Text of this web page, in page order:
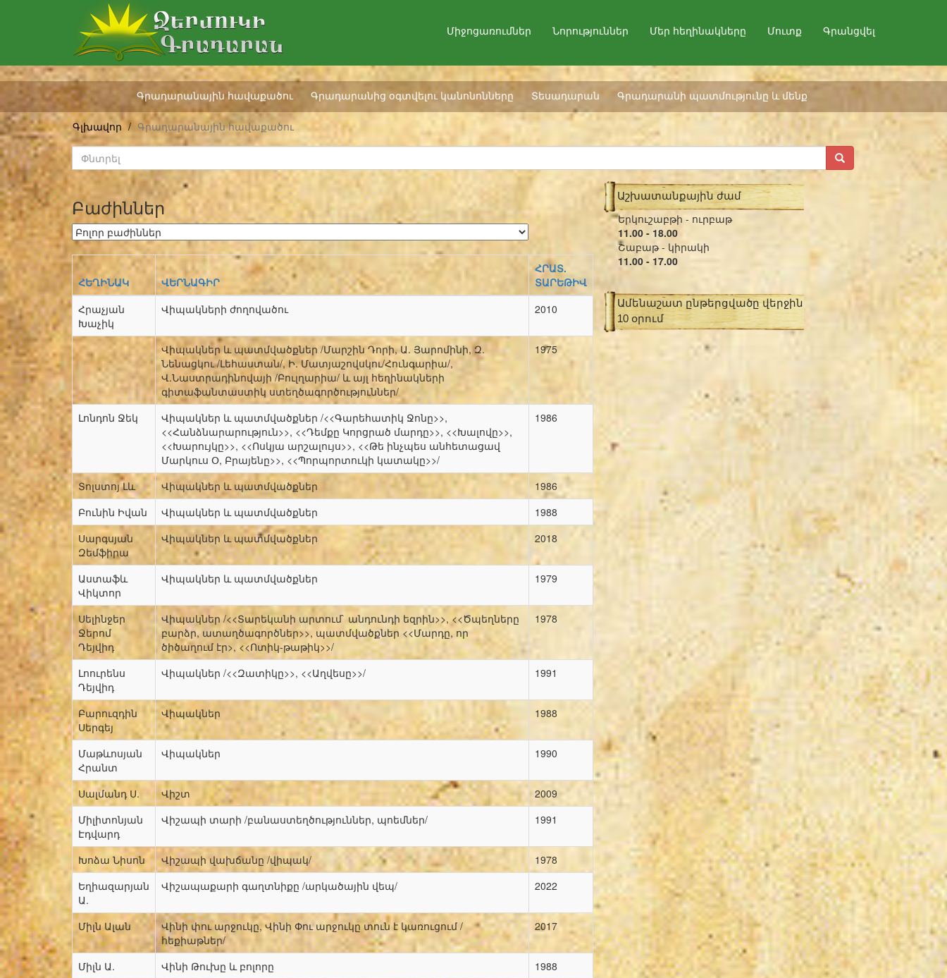
Միջոցառումներ Նորություններ Մեր հեղինակները Մուտք Գրանցվել
Գրադարանային հավաքածու Գրադարանից օգտվելու կանոնոնները Տեսադարան Գրադարանի պատմությունը և մենք
Գլխավոր Գրադարանային հավաքածու
Բաժիններ
ՀԵՂԻՆԱԿ ՎԵՐՆԱԳԻՐ
ՀՐԱՏ.
ՏԱՐԵԹԻՎ
Հրաչյան
Խաչիկ
Վիպակների ժողովածու 2010
Վիպակներ և պատմվածքներ /Մարշին Դորի, Ա. Յարոմինի, Զ.
Նենացկու /Լեհաստան/, Ի. Մատյաշովսկու/Հունգարիա/,
Վ.Նաստրադինովայի /Բուլղարիա/ և այլ հեղինակների
գիտաֆանտաստիկ ստեղծագործություններ/
1975
Լոնդոն Ջեկ
Վիպակներ և պատմվածքներ /<<Գարեհատիկ Ջոնը>>,
<<Հանձնարարություն>>, <<Դեմքը Կորցրած մարդը>>, <<Խալովը>>,
<<Խարույկը>>, <<Ոսկյա արշալույս>>, <<Թե ինչպես անհետացավ
Մարկուս Օ, Բրայենը>>, <<Պորպորտուկի կատակը>>/
1986
Տոլստոյ Լև Վիպակներ և պատմվածքներ
1986
Բունին Իվան
Վիպակներ և պատմվածքներ
1988
Սարգսյան
Զեմֆիրա
Վիպակներ և պատմվածքներ 2018
Աստաֆև
Վիկտոր
Վիպակներ և պատմվածքներ 1979
Սելինջեր
Ջերոմ
Դեյվիդ
Վիպակներ /<<Տարեկանի արտում` անդունդի եզրին>>, <<Ծպեղները
բարձր, ատաղծագործներ>>, պատմվածքներ <<Մարդը, որ
ծիծաղում էր>, <<Ոտիկ-թաթիկ>>/
1978
Լոուրենս
Դեյվիդ
Վիպակներ /<<Զատիկը>>, <<Աղվեսը>>/ 1991
Բարուզդին
Սերգեյ
Վիպակներ 1988
Մաթևոսյան
Հրանտ
Վիպակներ 1990
Սալմանդ Ս. Վիշտ
2009
Միլիտոնյան
Էդվարդ
Վիշապի տարի /բանաստեղծություններ, պոեմներ/ 1991
Խոձա Նիսոն Վիշապի վախճանը /վիպակ/
1978
Եղիազարյան
Ա.
Վիշապաքարի գաղտնիքը /արկածային վեպ/ 2022
Միլն Ալան
Վինի փու արջուկը, Վինի Փու արջուկը տուն է կառուցում /
հեքիաթներ/
2017
Միլն Ա. Վինի Թուխը և բոլորը
1988
Աշխատանքային ժամ
Երկուշաբթի - ուրբաթ
11.00 - 18.00
Շաբաթ - կիրակի
11.00 - 17.00
Ամենաշատ ընթերցվածը վերջին
10 օրում